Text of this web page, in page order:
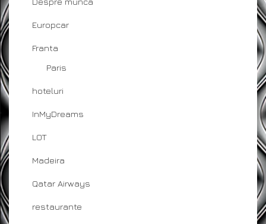
Europcar
Franta
Paris
hoteluri
InMyDreams
LOT
Madeira
Qatar Airways
restaurante